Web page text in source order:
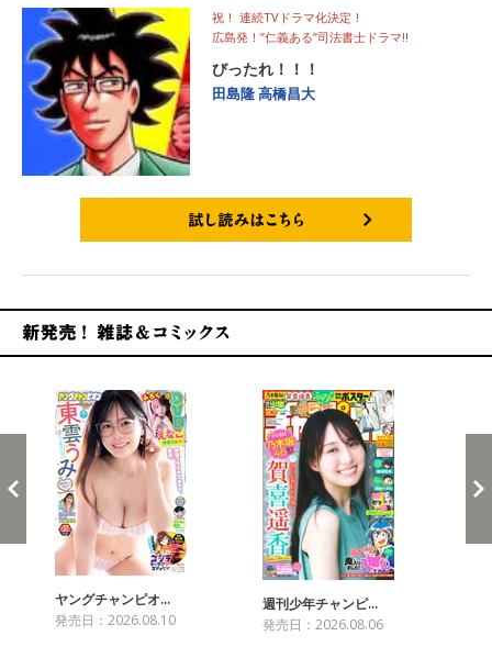
祝！ 連続TVドラマ化決定！
広島発！”仁義ある”司法書士ドラマ!!
びったれ！！！
田島隆高橋昌大
ヤングチャンピオ…
発売日：2026.08.10
週刊少年チャンピ…
発売日：2026.08.06